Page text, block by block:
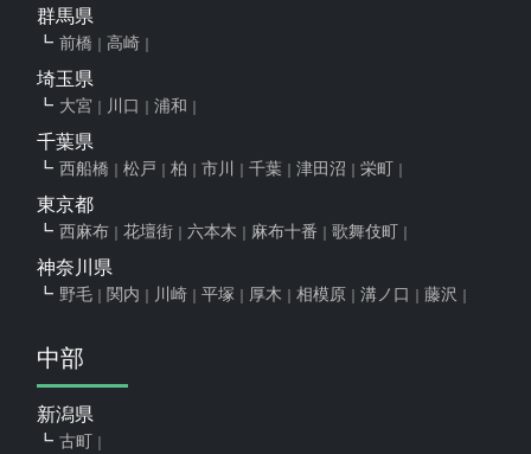
群馬県
前橋 高崎
埼玉県
大宮 川口 浦和
千葉県
西船橋 松戸 柏 市川 千葉 津田沼 栄町
東京都
西麻布 花壇街 六本木 麻布十番 歌舞伎町
神奈川県
野毛 関内 川崎 平塚 厚木 相模原 溝ノ口 藤沢
中部
新潟県
古町